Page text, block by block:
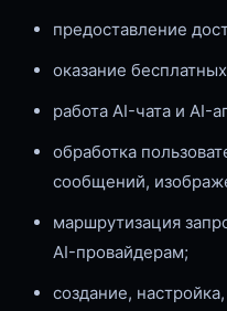
предоставление
оказание
работа AI-чата и AI-
обработка
сообщений,
маршрутизация
AI-провайдерам;
создание,